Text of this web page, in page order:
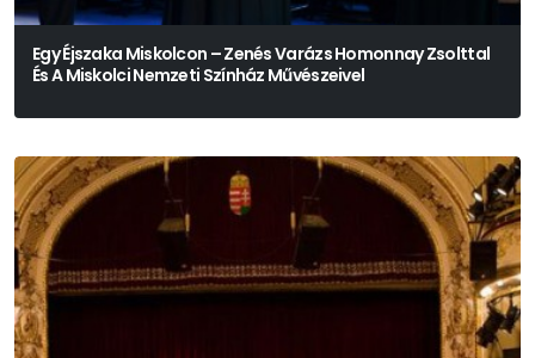
Egy Éjszaka Miskolcon – Zenés Varázs Homonnay Zsolttal
És A Miskolci Nemzeti Színház Művészeivel